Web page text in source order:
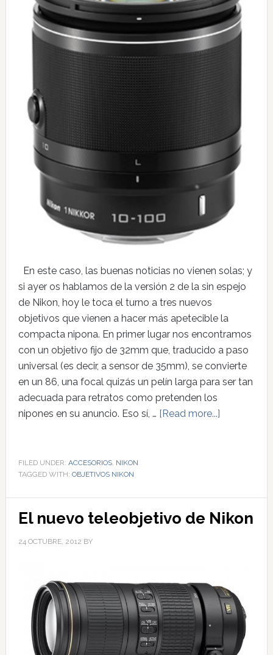
En este caso, las buenas noticias no vienen solas; y
si ayer os hablamos de la versión 2 de la sin espejo
de Nikon, hoy le toca el turno a tres nuevos
objetivos que vienen a hacer más apetecible la
compacta nipona. En primer lugar nos encontramos
con un objetivo fijo de 32mm que, traducido a paso
universal (es decir, a sensor de 35mm), se convierte
en un 86, una focal quizás un pelín larga para ser tan
adecuada para retratos como pretenden los
nipones en su anuncio. Eso sí, … [Read more...]
FILED UNDER: ACCESORIOS, NIKON
TAGGED WITH: OBJETIVOS NIKON
El nuevo teleobjetivo de Nikon
24 OCTUBRE, 2012 BY